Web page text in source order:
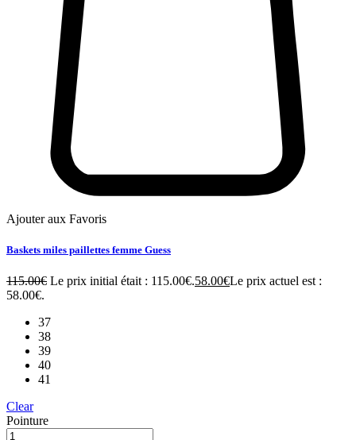
Ajouter aux Favoris
Baskets miles paillettes femme Guess
115.00€ Le prix initial était : 115.00€.58.00€Le prix actuel est :
58.00€.
37
38
39
40
41
Clear
Pointure